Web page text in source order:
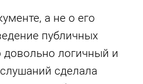
а не о его
публичных
логичный и
сделала